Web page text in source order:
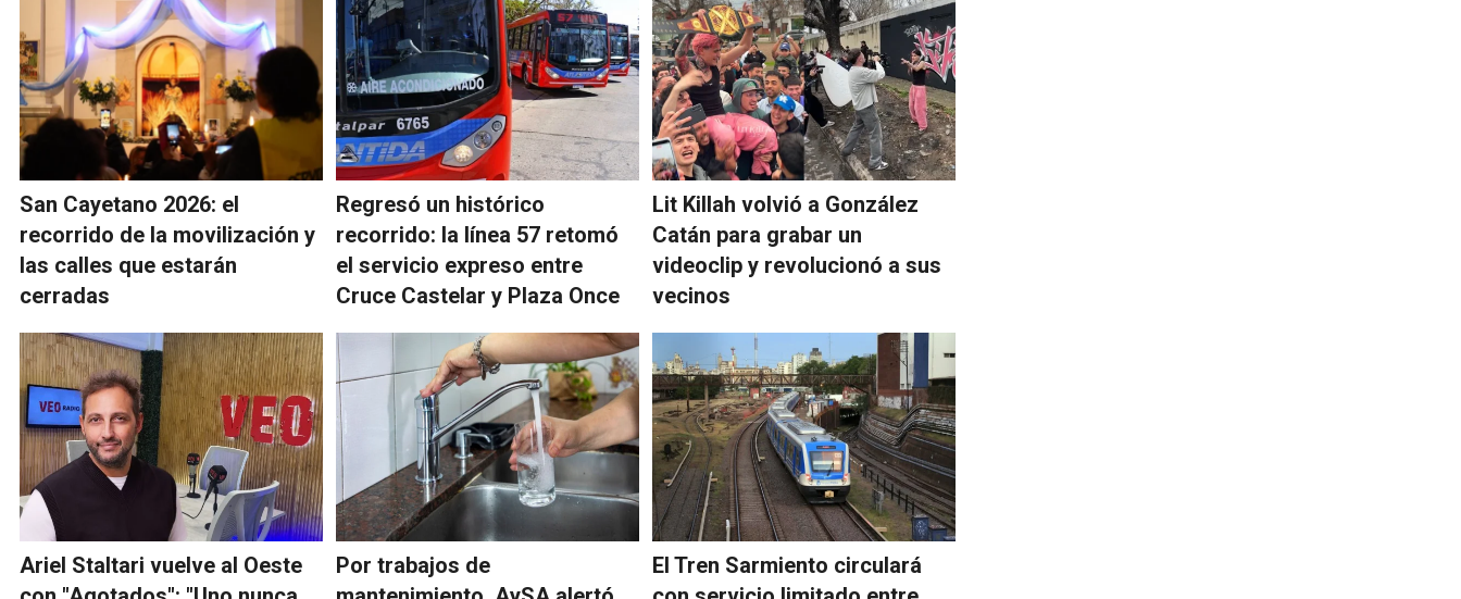
San Cayetano 2026: el
recorrido de la movilización y
las calles que estarán
cerradas
Regresó un histórico
recorrido: la línea 57 retomó
el servicio expreso entre
Cruce Castelar y Plaza Once
Lit Killah volvió a González
Catán para grabar un
videoclip y revolucionó a sus
vecinos
Ariel Staltari vuelve al Oeste
Por trabajos de
El Tren Sarmiento circulará